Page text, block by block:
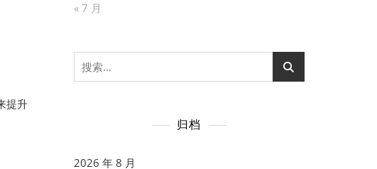
提升
« 7 月
搜
索：
归档
2026 年 8 月